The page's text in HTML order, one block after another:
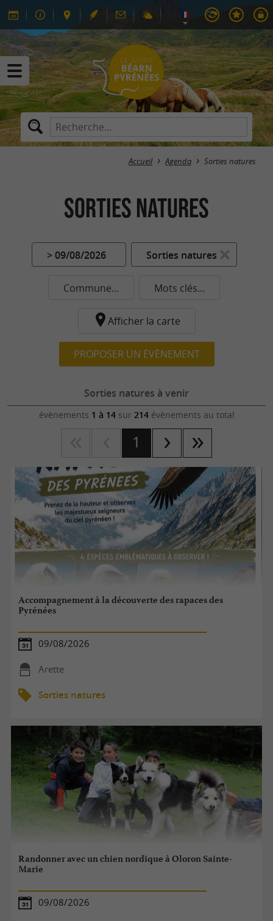
Accueil Agenda Sorties natures
Sorties natures
> 09/08/2026 Sorties natures
Commune... Mots clés...
Afficher la carte
PROPOSER UN ÉVÈNEMENT
Sorties natures à venir
évènements 1 à 14sur 214évènements au total
1
Accompagnement à la découverte des rapaces des
Pyrénées
09/08/2026
Arette
Sorties natures
Randonner avec un chien nordique à Oloron Sainte-
Marie
09/08/2026